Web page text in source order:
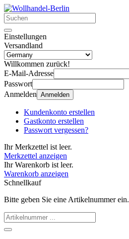
Einstellungen
Versandland
Willkommen zurück!
E-Mail-Adresse
Passwort
Anmelden Anmelden
Kundenkonto erstellen
Gastkonto erstellen
Passwort vergessen?
Ihr Merkzettel ist leer.
Merkzettel anzeigen
Ihr Warenkorb ist leer.
Warenkorb anzeigen
Schnellkauf
Bitte geben Sie eine Artikelnummer ein.